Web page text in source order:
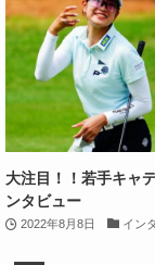
大注目！！若手キャ
ンタビュー
2022年8月8日 イン